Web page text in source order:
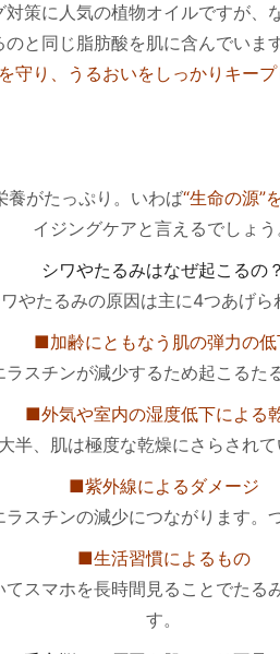
策に人気の植物オイルですが、
と同じ脂肪酸を肌に含んでいま
守り、うるおいをしっかりキープ
養がたっぷり。いわば“生命の源”
イジングケアと言えるでしょう
シワやたるみはなぜ起こるの？
やたるみの原因は主に4つあげら
■加齢にともなう肌の弾力の低
スチンが減少するため起こるた
■外気や室内の湿度低下による
、肌は極度な乾燥にさらされ
■紫外線によるダメージ
スチンの減少につながります。
■生活習慣によるもの
スマホを長時間見ることでた
す。